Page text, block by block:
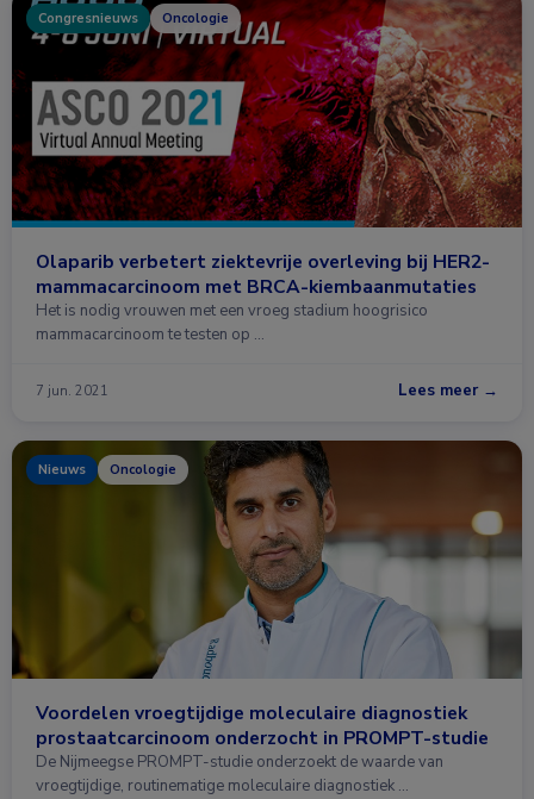
Congresnieuws Oncologie
Olaparib verbetert ziektevrije overleving bij HER2-
mammacarcinoom met BRCA-kiembaanmutaties
Het is nodig vrouwen met een vroeg stadium hoogrisico
mammacarcinoom te testen op …
7 jun. 2021 Lees meer →
Nieuws Oncologie
Voordelen vroegtijdige moleculaire diagnostiek
prostaatcarcinoom onderzocht in PROMPT-studie
De Nijmeegse PROMPT-studie onderzoekt de waarde van
vroegtijdige, routinematige moleculaire diagnostiek …